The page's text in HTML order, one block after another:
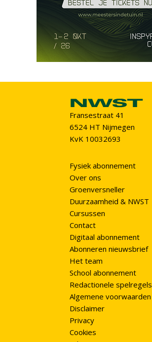
Fransestraat 41
6524 HT Nijmegen
KvK 10032693
Fysiek abonnement
Over ons
Groenversneller
Duurzaamheid & NWST
Cursussen
Contact
Digitaal abonnement
Abonneren nieuwsbrief
Het team
School abonnement
Redactionele spelregels
Algemene voorwaarden
Disclaimer
Privacy
Cookies